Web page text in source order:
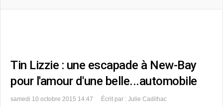
Tin Lizzie : une escapade à New-Bay
pour l'amour d'une belle...automobile
samedi 10 octobre 2015 14:47 Écrit par : Julie Cadilhac